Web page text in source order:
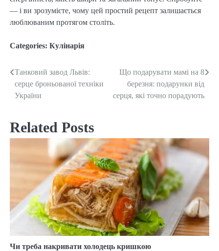
— і ви зрозумієте, чому цей простий рецепт залишається
люблюваним протягом століть.
Categories: Кулінарія
Post
navigation
Танковий завод Львів:
серце броньованої техніки
України
Що подарувати мамі на 8
березня: подарунки від
серця, які точно порадують
Related Posts
Чи треба накривати холодець кришкою